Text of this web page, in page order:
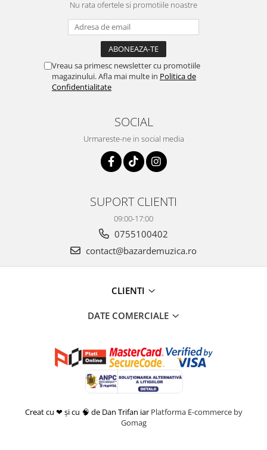
Nu rata ofertele si promotiile noastre
Vreau sa primesc newsletter cu promotiile
magazinului. Afla mai multe in Politica de
Confidentialitate
SOCIAL
Urmareste-ne in social media
SUPORT CLIENTI
09:00-17:00
0755100402
contact@bazardemuzica.ro
CLIENTI
DATE COMERCIALE
Creat cu ❤ și cu 🧠 de Dan Trifan iar Platforma E-commerce by
Gomag